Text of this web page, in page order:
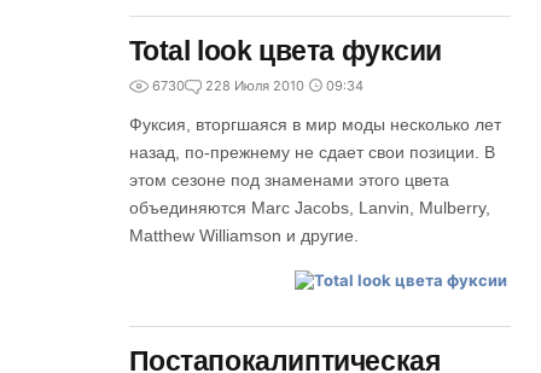
Total look цвета фуксии
6730 228 Июля 2010 09:34
Фуксия, вторгшаяся в мир моды несколько лет
назад, по-прежнему не сдает свои позиции. В
этом сезоне под знаменами этого цвета
объединяются Marc Jacobs, Lanvin, Mulberry,
Matthew Williamson и другие.
Постапокалиптическая